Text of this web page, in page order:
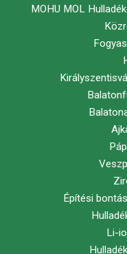
MOHU MOL
Építési
Li-